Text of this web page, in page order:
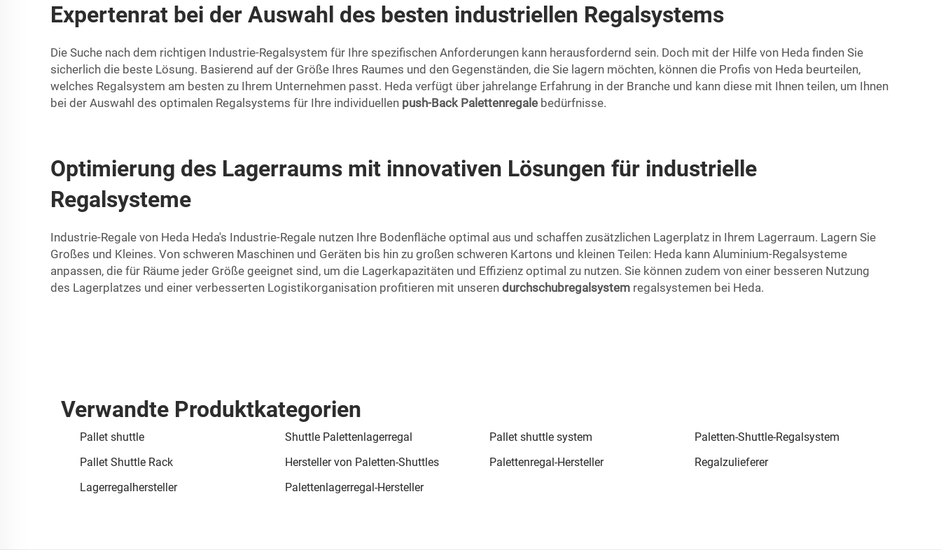
Expertenrat bei der Auswahl des besten industriellen Regalsystems
Die Suche nach dem richtigen Industrie-Regalsystem für Ihre spezifischen Anforderungen kann herausfordernd sein. Doch mit der Hilfe von Heda finden Sie
sicherlich die beste Lösung. Basierend auf der Größe Ihres Raumes und den Gegenständen, die Sie lagern möchten, können die Profis von Heda beurteilen,
welches Regalsystem am besten zu Ihrem Unternehmen passt. Heda verfügt über jahrelange Erfahrung in der Branche und kann diese mit Ihnen teilen, um Ihnen
bei der Auswahl des optimalen Regalsystems für Ihre individuellen push-Back Palettenregale bedürfnisse.
Optimierung des Lagerraums mit innovativen Lösungen für industrielle
Regalsysteme
Industrie-Regale von Heda Heda's Industrie-Regale nutzen Ihre Bodenfläche optimal aus und schaffen zusätzlichen Lagerplatz in Ihrem Lagerraum. Lagern Sie
Großes und Kleines. Von schweren Maschinen und Geräten bis hin zu großen schweren Kartons und kleinen Teilen: Heda kann Aluminium-Regalsysteme
anpassen, die für Räume jeder Größe geeignet sind, um die Lagerkapazitäten und Effizienz optimal zu nutzen. Sie können zudem von einer besseren Nutzung
des Lagerplatzes und einer verbesserten Logistikorganisation profitieren mit unseren durchschubregalsystem regalsystemen bei Heda.
Verwandte Produktkategorien
Pallet shuttle Shuttle Palettenlagerregal Pallet shuttle system
Paletten-Shuttle-Regalsystem
Pallet Shuttle Rack
Hersteller von Paletten-Shuttles Palettenregal-Hersteller
Regalzulieferer
Lagerregalhersteller
Palettenlagerregal-Hersteller